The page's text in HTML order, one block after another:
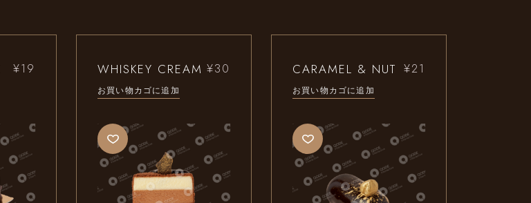
¥19 WHISKEY CREAM ¥30
お買い物カゴに追加
CARAMEL & NUT ¥21
お買い物カゴに追加